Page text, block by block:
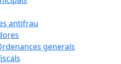
antifrau
generals